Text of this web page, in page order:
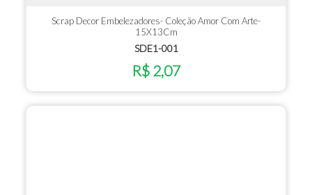
Scrap Decor Embelezadores- Coleção Amor Com Arte-
15X13Cm
SDE1-001
R$ 2,07